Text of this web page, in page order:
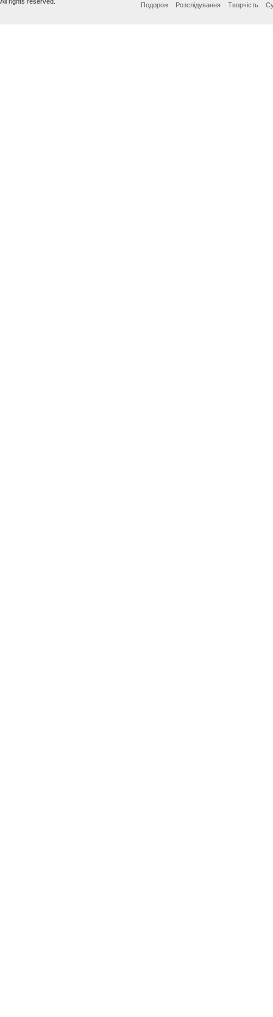
Подорож Розслідування Творчість